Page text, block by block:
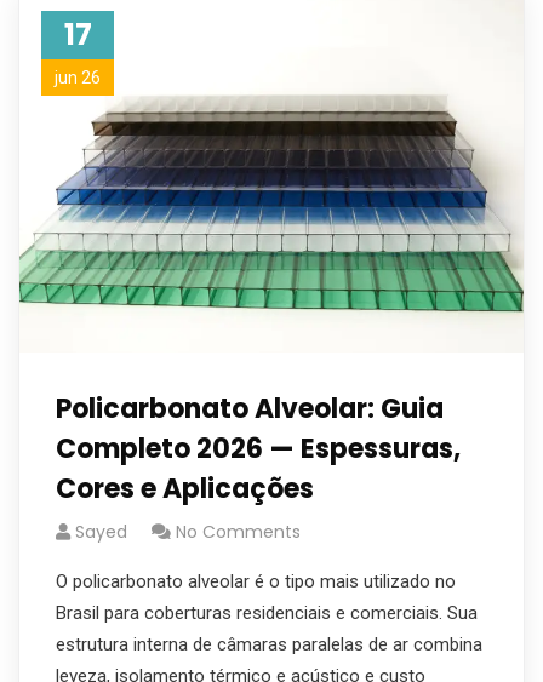
17
jun 26
Policarbonato Alveolar: Guia
Completo 2026 — Espessuras,
Cores e Aplicações
Sayed No Comments
O policarbonato alveolar é o tipo mais utilizado no
Brasil para coberturas residenciais e comerciais. Sua
estrutura interna de câmaras paralelas de ar combina
leveza, isolamento térmico e acústico e custo